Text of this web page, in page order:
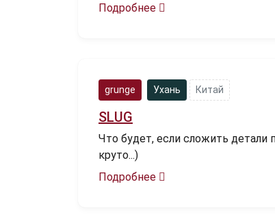
Подробнее
grunge Ухань Китай
SLUG
Что будет, если сложить детали
круто...)
Подробнее